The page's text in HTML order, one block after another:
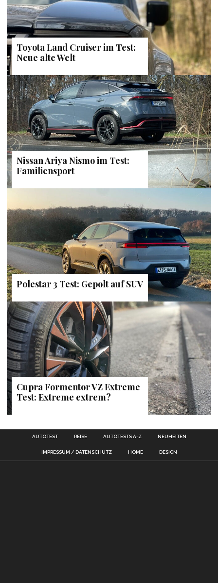
Toyota Land Cruiser im Test:
Neue alte Welt
Nissan Ariya Nismo im Test:
Familiensport
Polestar 3 Test: Gepolt auf SUV
Cupra Formentor VZ Extreme
Test: Extreme extrem?
AUTOTEST REISE AUTOTESTS A-Z NEUHEITEN
IMPRESSUM / DATENSCHUTZ HOME DESIGN